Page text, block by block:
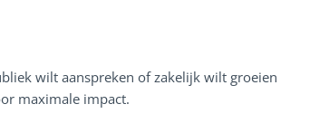
wilt aanspreken of zakelijk wilt groeien
maximale impact.